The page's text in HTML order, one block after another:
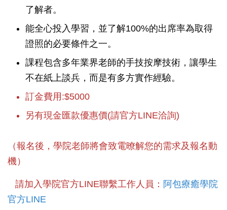
了解者。
能全心投入學習，並了解100%的出席率為取得
證照的必要條件之一。
課程包含多年業界老師的手技按摩技術，讓學生
不在紙上談兵，而是有多方實作經驗。
訂金費用:$5000
另有現金匯款優惠價(請官方LINE洽詢)
（報名後，學院老師將會致電暸解您的需求及報名動
機）
請加入學院官方LINE聯繫工作人員： 阿包療癒學院
官方LINE